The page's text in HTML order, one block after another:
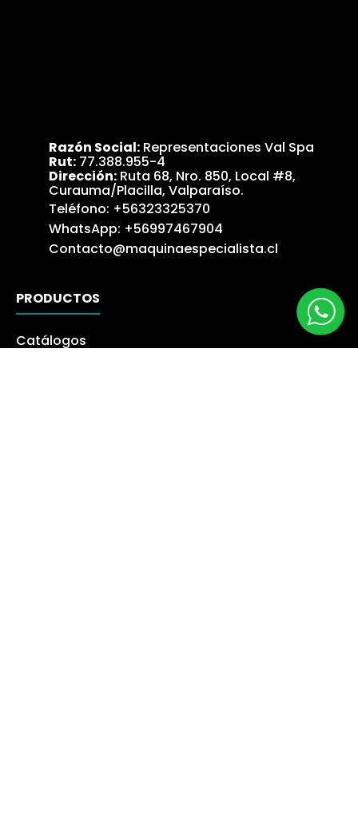
Razón Social:Representaciones Val Spa
Rut:77.388.955-4
Dirección:Ruta 68, Nro. 850, Local #8,
Curauma/Placilla, Valparaíso.
Teléfono: +56323325370
WhatsApp: +56997467904
Contacto@maquinaespecialista.cl
PRODUCTOS
Catálogos